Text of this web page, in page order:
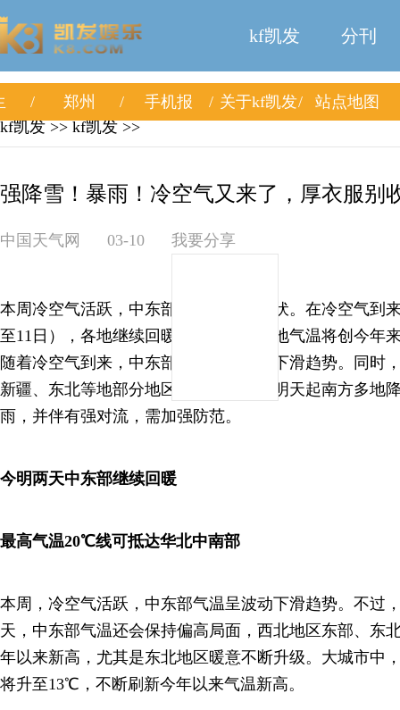
kf凯发 分刊
郑州 手机报 关于kf凯发
站点地图
kf凯发 >> kf凯发 >>
强降雪！暴雨！冷空气又来了，厚衣服
中国天气网 03-10 我要分享
本周冷空气活跃，中东部大部气温多起伏。在冷空气到
至11日），各地继续回暖，明天北方多地气温将创今年
随着冷空气到来，中东部气温将呈波动下滑趋势。同时
新疆、东北等地部分地区或现强降雪，明天起南方多地
雨，并伴有强对流，需加强防范。
今明两天中东部继续回暖
最高气温20℃线可抵达华北中南部
本周，冷空气活跃，中东部气温呈波动下滑趋势。不过
天，中东部气温还会保持偏高局面，西北地区东部、东
年以来新高，尤其是东北地区暖意不断升级。大城市中
将升至13℃，不断刷新今年以来气温新高。